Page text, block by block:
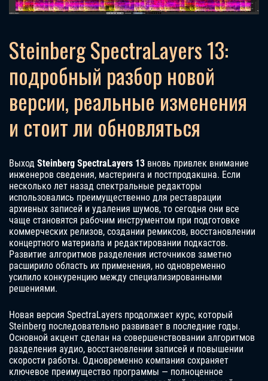
Steinberg SpectraLayers 13:
подробный разбор новой
версии, реальные изменения
и стоит ли обновляться
Выход Steinberg SpectraLayers 13 вновь привлек внимание
инженеров сведения, мастеринга и постпродакшна. Если
несколько лет назад спектральные редакторы
использовались преимущественно для реставрации
архивных записей и удаления шумов, то сегодня они все
чаще становятся рабочим инструментом при подготовке
коммерческих релизов, создании ремиксов, восстановлении
концертного материала и редактировании подкастов.
Развитие алгоритмов разделения источников заметно
расширило область их применения, но одновременно
усилило конкуренцию между специализированными
решениями.
Новая версия SpectraLayers продолжает курс, который
Steinberg последовательно развивает в последние годы.
Основной акцент сделан на совершенствовании алгоритмов
разделения аудио, восстановлении записей и повышении
скорости работы. Одновременно компания сохраняет
ключевое преимущество программы — полноценное